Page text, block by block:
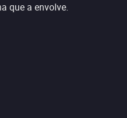
que a envolve.